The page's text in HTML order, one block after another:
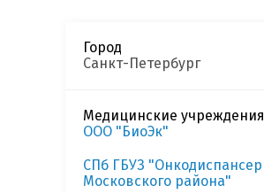
Город
Санкт-Петербург
Медицинские учреждения
ООО "БиоЭк"
СПб ГБУЗ "Онкодиспансер
Московского района"